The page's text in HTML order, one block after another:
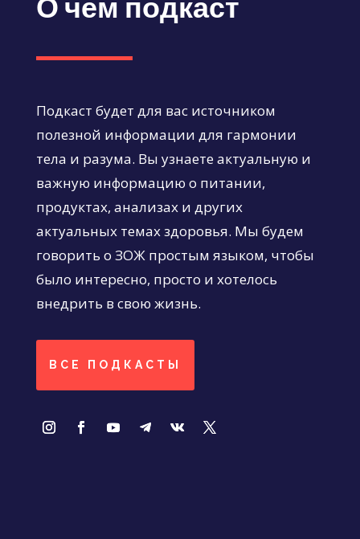
Подкаст будет для вас источником
полезной информации для гармонии
тела и разума. Вы узнаете актуальную и
важную информацию о питании,
продуктах, анализах и других
актуальных темах здоровья. Мы будем
говорить о ЗОЖ простым языком, чтобы
было интересно, просто и хотелось
внедрить в свою жизнь.
ВСЕ ПОДКАСТЫ